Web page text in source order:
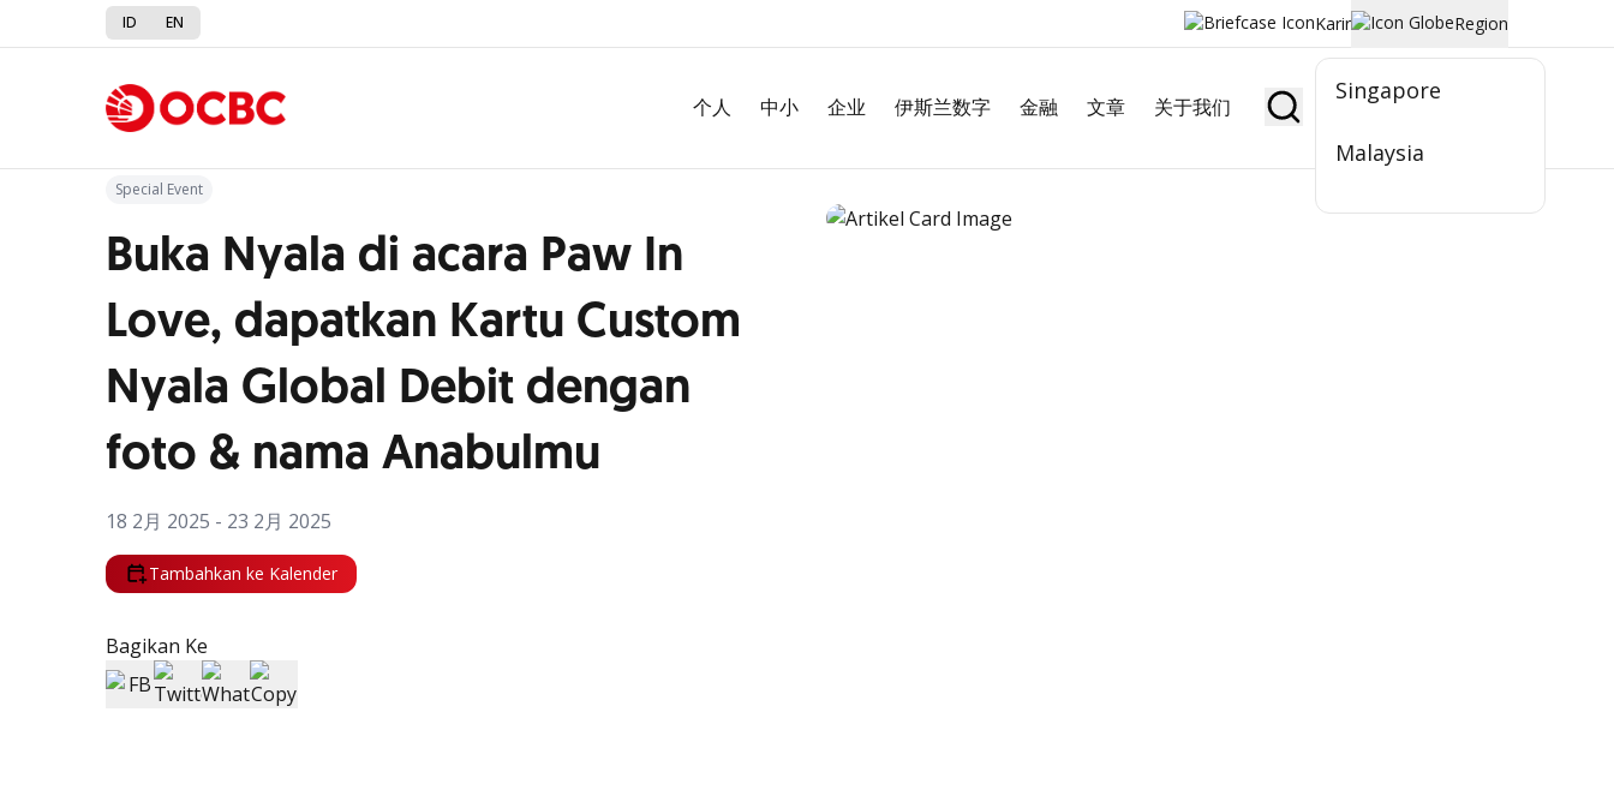
ID EN Karir Region
Singapore
Malaysia
个人 中小 企业 伊斯兰数字 金融 文章 关于我们 Jadi Nasabah
Kembali ke Promo
Special Event
Buka Nyala di acara Paw In
Love, dapatkan Kartu Custom
Nyala Global Debit dengan
foto & nama Anabulmu
18 2月 2025 - 23 2月 2025
Tambahkan ke Kalender
Bagikan Ke